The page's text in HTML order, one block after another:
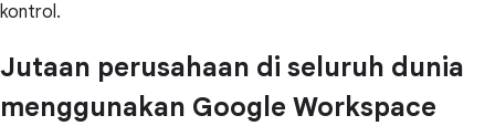
kontrol.
Jutaan perusahaan di seluruh dunia
menggunakan Google Workspace